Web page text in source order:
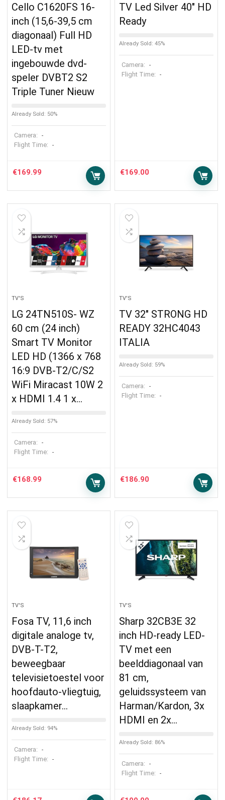
Cello C1620FS 16-
inch (15,6-39,5 cm
diagonaal) Full HD
LED-tv met
ingebouwde dvd-
speler DVBT2 S2
Triple Tuner Nieuw
Already Sold: 50%
Camera: -
Flight Time: -
€169.99
TV Led Silver 40″ HD
Ready
Already Sold: 45%
Camera: -
Flight Time: -
€169.00
TV'S
LG 24TN510S- WZ
60 cm (24 inch)
Smart TV Monitor
LED HD (1366 x 768
16:9 DVB-T2/C/S2
WiFi Miracast 10W 2
x HDMI 1.4 1 x…
Already Sold: 57%
Camera: -
Flight Time: -
€168.99
TV'S
TV 32″ STRONG HD
READY 32HC4043
ITALIA
Already Sold: 59%
Camera: -
Flight Time: -
€186.90
TV'S
Fosa TV, 11,6 inch
digitale analoge tv,
DVB-T-T2,
beweegbaar
televisietoestel voor
hoofdauto-vliegtuig,
slaapkamer…
Already Sold: 94%
Camera: -
Flight Time: -
TV'S
Sharp 32CB3E 32
inch HD-ready LED-
TV met een
beelddiagonaal van
81 cm,
geluidssysteem van
Harman/Kardon, 3x
HDMI en 2x…
Already Sold: 86%
Camera: -
Flight Time: -